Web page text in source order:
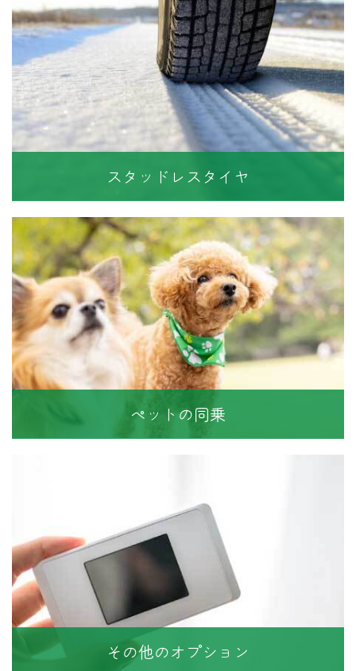
スタッドレスタイヤ
ペットの同乗
その他のオプション